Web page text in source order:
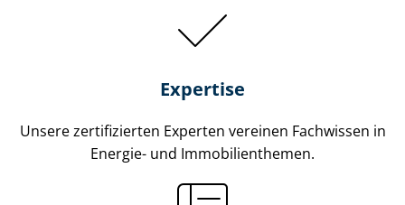
Expertise
Unsere zertifizierten Experten vereinen Fachwissen in
Energie- und Im­mo­bi­li­en­the­men.